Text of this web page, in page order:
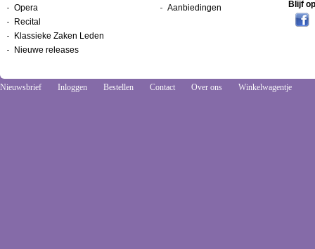
Opera
Recital
Klassieke Zaken Leden
Nieuwe releases
Aanbiedingen
Blijf
Nieuwsbrief Inloggen Bestellen Contact Over ons Winkelwagentje